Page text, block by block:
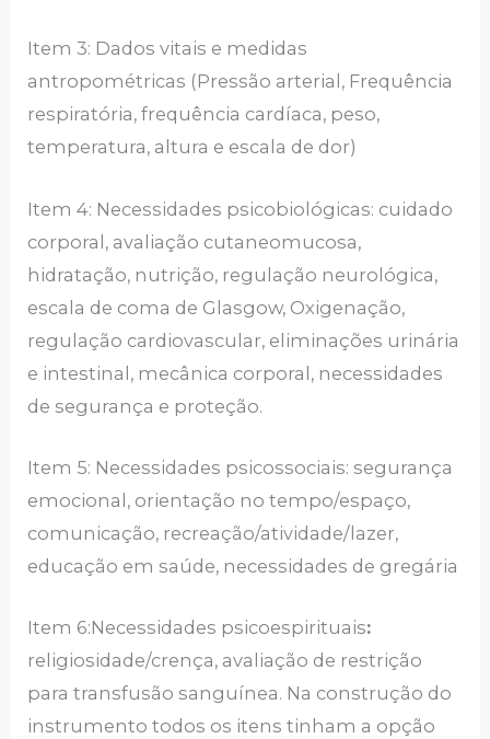
Item 3: Dados vitais e medidas
antropométricas (Pressão arterial, Frequência
respiratória, frequência cardíaca, peso,
temperatura, altura e escala de dor)
Item 4: Necessidades psicobiológicas: cuidado
corporal, avaliação cutaneomucosa,
hidratação, nutrição, regulação neurológica,
escala de coma de Glasgow, Oxigenação,
regulação cardiovascular, eliminações urinária
e intestinal, mecânica corporal, necessidades
de segurança e proteção.
Item 5: Necessidades psicossociais: segurança
emocional, orientação no tempo/espaço,
comunicação, recreação/atividade/lazer,
educação em saúde, necessidades de gregária
Item 6:Necessidades psicoespirituais:
religiosidade/crença, avaliação de restrição
para transfusão sanguínea. Na construção do
instrumento todos os itens tinham a opção